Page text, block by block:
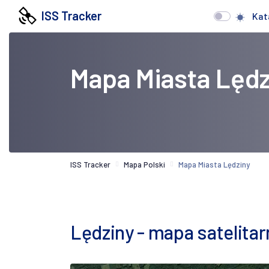
ISS Tracker
Mapa Miasta
ISS Tracker Mapa Polski Mapa Miasta Lędziny
Lędziny - mapa